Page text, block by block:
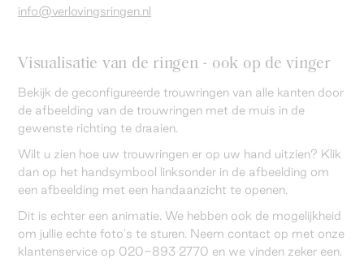
info@verlovingsringen.nl
Visualisatie van de ringen - ook op de vinger
Bekijk de geconfigureerde trouwringen van alle kanten door
de afbeelding van de trouwringen met de muis in de
gewenste richting te draaien.
Wilt u zien hoe uw trouwringen er op uw hand uitzien? Klik
dan op het handsymbool linksonder in de afbeelding om
een afbeelding met een handaanzicht te openen.
Dit is echter een animatie. We hebben ook de mogelijkheid
om jullie echte foto's te sturen. Neem contact op met onze
klantenservice op 020-893 2770 en we vinden zeker een.